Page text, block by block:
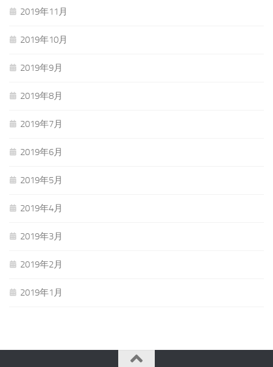
2019年11月
2019年10月
2019年9月
2019年8月
2019年7月
2019年6月
2019年5月
2019年4月
2019年3月
2019年2月
2019年1月